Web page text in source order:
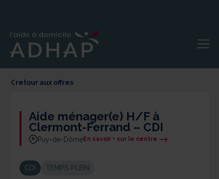
retour aux offres
Aide ménager(e) H/F à
Clermont-Ferrand – CDI
Puy-de-Dôme En savoir + sur le centre
CDI TEMPS PLEIN